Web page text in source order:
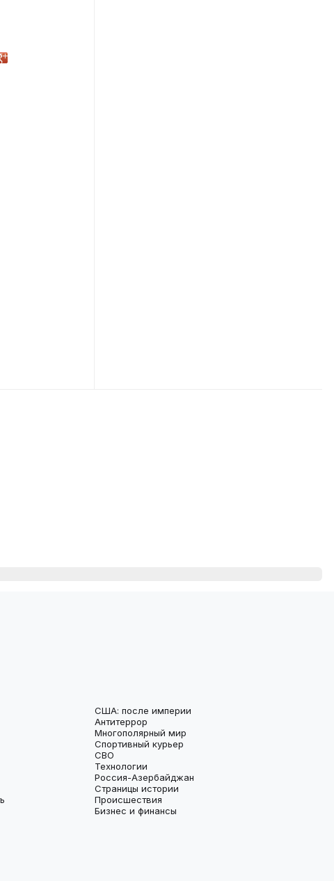
США: после империи
Антитеррор
Многополярный мир
Спортивный курьер
СВО
Технологии
Россия-Азербайджан
Страницы истории
Происшествия
Бизнес и финансы